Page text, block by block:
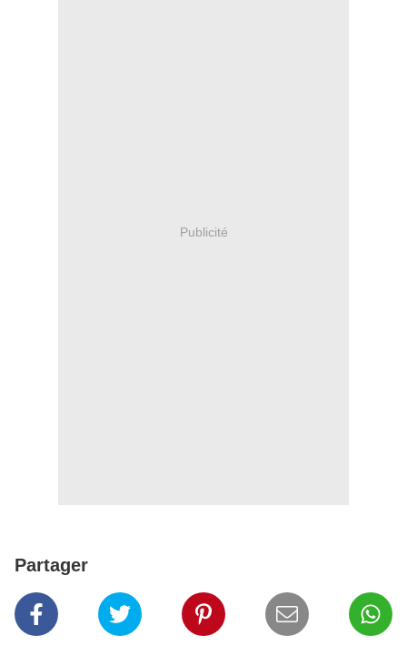
Publicité
Partager